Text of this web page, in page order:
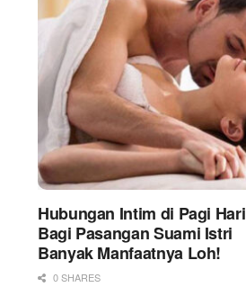
Hubungan Intim di Pagi Hari
Bagi Pasangan Suami Istri
Banyak Manfaatnya Loh!
0 SHARES